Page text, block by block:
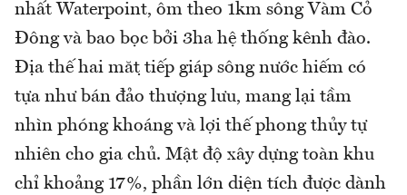
nhất Waterpoint, ôm theo 1km sông Vàm Cỏ
Đông và bao bọc bởi 3ha hệ thống kênh đào.
Địa thế hai mặt tiếp giáp sông nước hiếm có
tựa như bán đảo thượng lưu, mang lại tầm
nhìn phóng khoáng và lợi thế phong thủy tự
nhiên cho gia chủ. Mật độ xây dựng toàn khu
chỉ khoảng 17%, phần lớn diện tích được dành